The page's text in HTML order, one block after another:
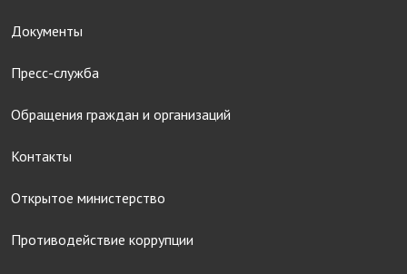
Документы
Пресс-служба
Обращения граждан и организаций
Контакты
Открытое министерство
Противодействие коррупции